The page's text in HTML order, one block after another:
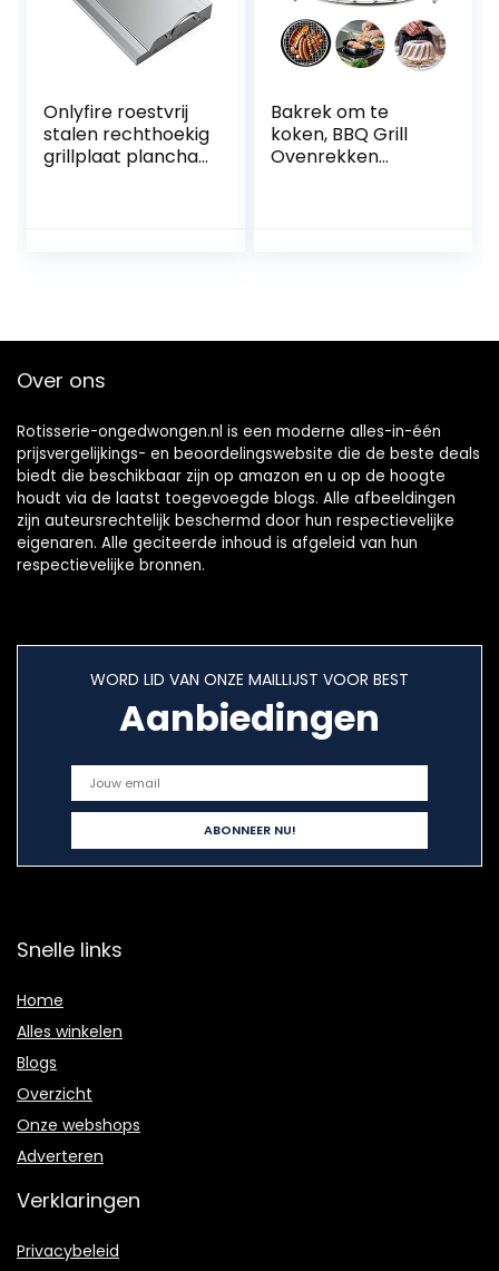
Onlyfire roestvrij
stalen rechthoekig
grillplaat plancha
Bakrek om te
koken, BBQ Grill
Ovenrekken
Over ons
Rotisserie-ongedwongen.nl is een moderne alles-in-één
prijsvergelijkings- en beoordelingswebsite die de beste deals
biedt die beschikbaar zijn op amazon en u op de hoogte
houdt via de laatst toegevoegde blogs. Alle afbeeldingen
zijn auteursrechtelijk beschermd door hun respectievelijke
eigenaren. Alle geciteerde inhoud is afgeleid van hun
respectievelijke bronnen.
WORD LID VAN ONZE MAILLIJST VOOR BEST
Aanbiedingen
Snelle links
Home
Alles winkelen
Blogs
Overzicht
Onze webshops
Adverteren
Verklaringen
Privacybeleid